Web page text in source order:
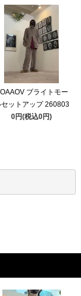
ブライトモー
セットアップ 260803
0円(税込0円)